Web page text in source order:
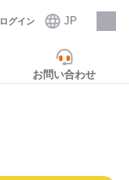
ログイン JP
採用情報
お問い合わせ